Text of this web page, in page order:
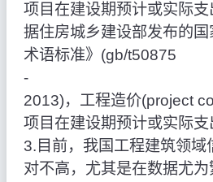
项目在建设期预计或实际
据住房城乡建设部发布的
术语标准》(gb/t50875
‑
2013)，工程造价(project
项目在建设期预计或实际支
3.目前，我国工程建筑领域
对不高，尤其是在数据尤